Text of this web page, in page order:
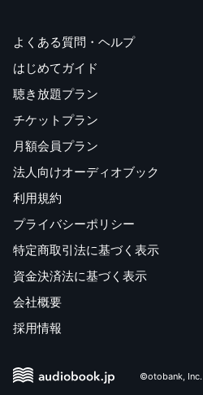
よくある質問・ヘルプ
はじめてガイド
聴き放題プラン
チケットプラン
月額会員プラン
法人向けオーディオブック
利用規約
プライバシーポリシー
特定商取引法に基づく表示
資金決済法に基づく表示
会社概要
採用情報
©otobank, Inc.